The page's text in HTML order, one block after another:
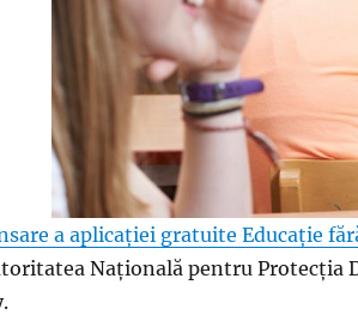
a aplicației gratuite Educație
Națională pentru